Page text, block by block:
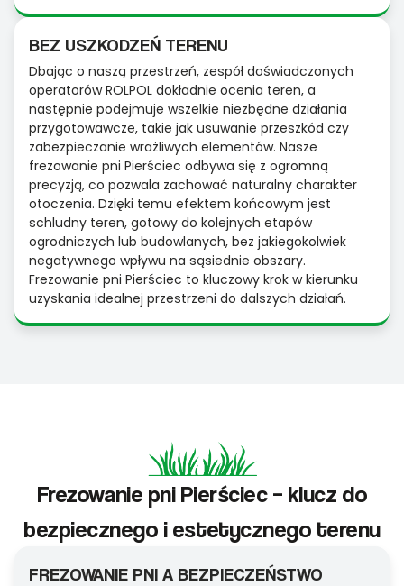
BEZ USZKODZEŃ TERENU
Dbając o naszą przestrzeń, zespół doświadczonych
operatorów ROLPOL dokładnie ocenia teren, a
następnie podejmuje wszelkie niezbędne działania
przygotowawcze, takie jak usuwanie przeszkód czy
zabezpieczanie wrażliwych elementów. Nasze
frezowanie pni Pierściec odbywa się z ogromną
precyzją, co pozwala zachować naturalny charakter
otoczenia. Dzięki temu efektem końcowym jest
schludny teren, gotowy do kolejnych etapów
ogrodniczych lub budowlanych, bez jakiegokolwiek
negatywnego wpływu na sąsiednie obszary.
Frezowanie pni Pierściec to kluczowy krok w kierunku
uzyskania idealnej przestrzeni do dalszych działań.
Frezowanie pni Pierściec – klucz do
bezpiecznego i estetycznego terenu
FREZOWANIE PNI A BEZPIECZEŃSTWO